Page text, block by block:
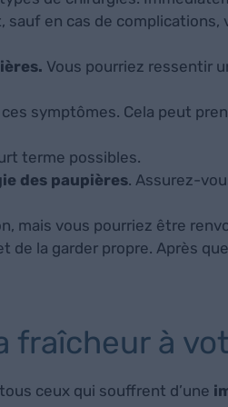
en cas de complications,
Vous pourriez ressentir
symptômes. Cela peut
terme possibles.
des paupières. Assurez-
mais vous pourriez être
la garder propre. Après
fraîcheur à
ceux qui souffrent d’une